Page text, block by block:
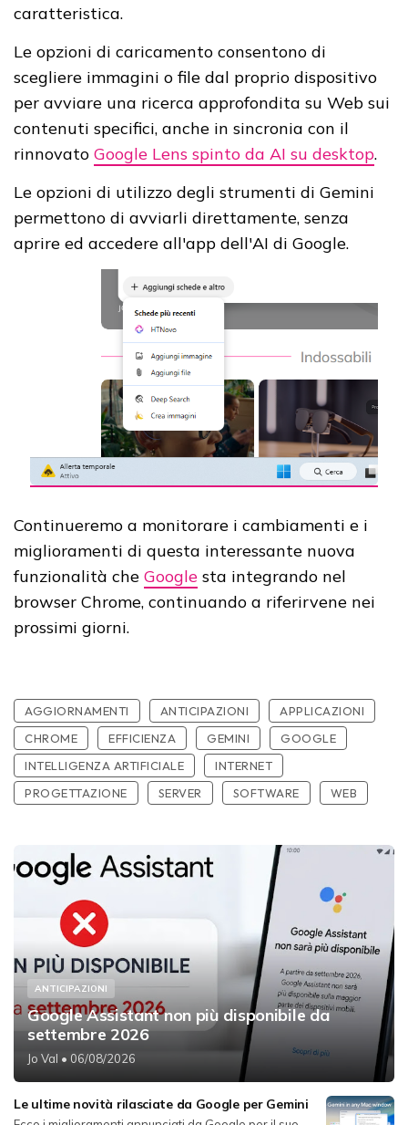
caratteristica.
Le opzioni di caricamento consentono di
scegliere immagini o file dal proprio dispositivo
per avviare una ricerca approfondita su Web sui
contenuti specifici, anche in sincronia con il
rinnovato Google Lens spinto da AI su desktop.
Le opzioni di utilizzo degli strumenti di Gemini
permettono di avviarli direttamente, senza
aprire ed accedere all'app dell'AI di Google.
Continueremo a monitorare i cambiamenti e i
miglioramenti di questa interessante nuova
funzionalità che Google sta integrando nel
browser Chrome, continuando a riferirvene nei
prossimi giorni.
AGGIORNAMENTI ANTICIPAZIONI
APPLICAZIONI
CHROME
EFFICIENZA GEMINI
GOOGLE
INTELLIGENZA ARTIFICIALE
INTERNET
PROGETTAZIONE
SERVER SOFTWARE WEB
ANTICIPAZIONI
Google Assistant non più disponibile da
settembre 2026
Jo Val • 06/08/2026
Le ultime novità rilasciate da Google per Gemini